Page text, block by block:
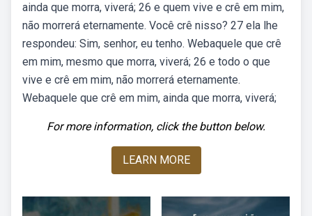
ainda que morra, viverá; 26 e quem vive e crê em mim,
não morrerá eternamente. Você crê nisso? 27 ela lhe
respondeu: Sim, senhor, eu tenho. Webaquele que crê
em mim, mesmo que morra, viverá; 26 e todo o que
vive e crê em mim, não morrerá eternamente.
Webaquele que crê em mim, ainda que morra, viverá;
For more information, click the button below.
LEARN MORE